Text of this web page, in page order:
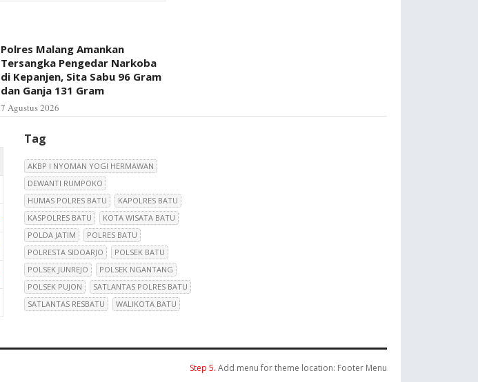
Polres Malang Amankan
Tersangka Pengedar Narkoba
di Kepanjen, Sita Sabu 96 Gram
dan Ganja 131 Gram
7 Agustus 2026
Tag
AKBP I NYOMAN YOGI HERMAWAN
DEWANTI RUMPOKO
HUMAS POLRES BATU
KAPOLRES BATU
KASPOLRES BATU
KOTA WISATA BATU
POLDA JATIM
POLRES BATU
POLRESTA SIDOARJO
POLSEK BATU
POLSEK JUNREJO
POLSEK NGANTANG
POLSEK PUJON
SATLANTAS POLRES BATU
SATLANTAS RESBATU
WALIKOTA BATU
Step 5. Add menu for theme location: Footer Menu